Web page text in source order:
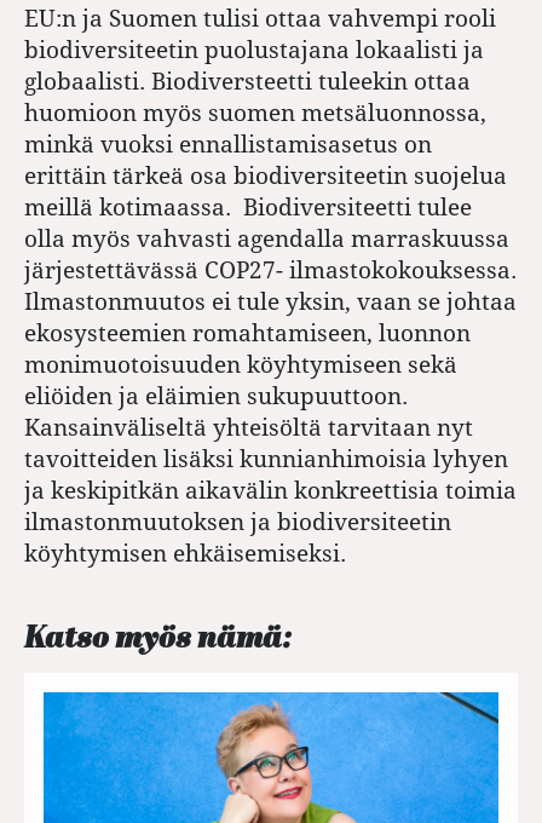
EU:n ja Suomen tulisi ottaa vahvempi rooli
biodiversiteetin puolustajana lokaalisti ja
globaalisti. Biodiversteetti tuleekin ottaa
huomioon myös suomen metsäluonnossa,
minkä vuoksi ennallistamisasetus on
erittäin tärkeä osa biodiversiteetin suojelua
meillä kotimaassa. Biodiversiteetti tulee
olla myös vahvasti agendalla marraskuussa
järjestettävässä COP27- ilmastokokouksessa.
Ilmastonmuutos ei tule yksin, vaan se johtaa
ekosysteemien romahtamiseen, luonnon
monimuotoisuuden köyhtymiseen sekä
eliöiden ja eläimien sukupuuttoon.
Kansainväliseltä yhteisöltä tarvitaan nyt
tavoitteiden lisäksi kunnianhimoisia lyhyen
ja keskipitkän aikavälin konkreettisia toimia
ilmastonmuutoksen ja biodiversiteetin
köyhtymisen ehkäisemiseksi.
Katso myös nämä: